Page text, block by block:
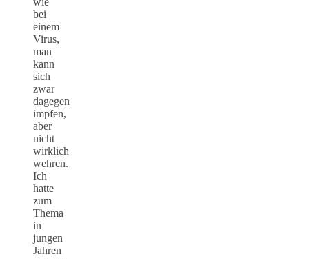
bei
einem
Virus,
man
kann
sich
zwar
dagegen
impfen,
aber
nicht
wirklich
wehren.
Ich
hatte
zum
Thema
in
jungen
Jahren